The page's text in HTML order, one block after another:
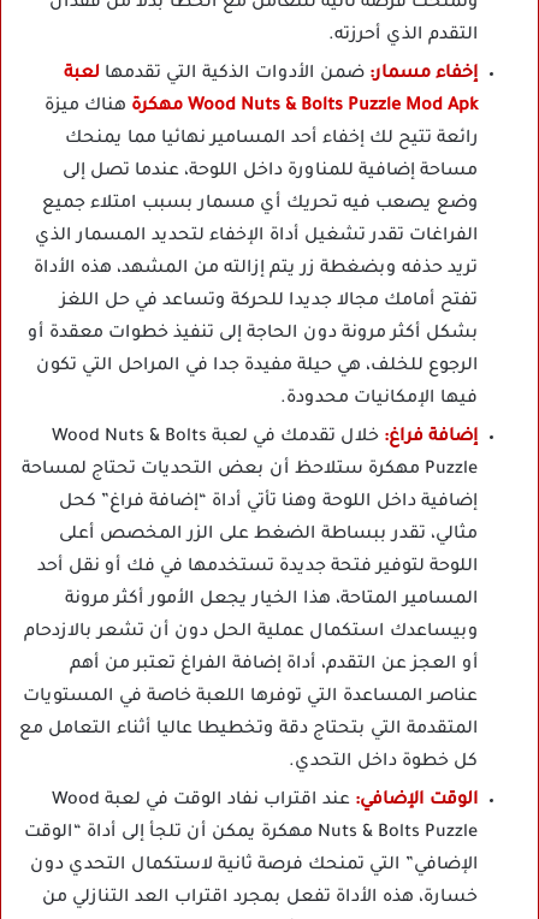
التقدم الذي أحرزته.
إخفاء مسمار: ضمن الأدوات الذكية التي تقدمها لعبة
Wood Nuts & Bolts Puzzle Mod Apk مهكرة
هناك ميزة
رائعة تتيح لك إخفاء أحد المسامير نهائيا مما يمنحك
مساحة إضافية للمناورة داخل اللوحة، عندما تصل إلى
وضع يصعب فيه تحريك أي مسمار بسبب امتلاء جميع
الفراغات تقدر تشغيل أداة الإخفاء لتحديد المسمار الذي
تريد حذفه وبضغطة زر يتم إزالته من المشهد، هذه الأداة
تفتح أمامك مجالا جديدا للحركة وتساعد في حل اللغز
بشكل أكثر مرونة دون الحاجة إلى تنفيذ خطوات معقدة أو
الرجوع للخلف، هي حيلة مفيدة جدا في المراحل التي تكون
فيها الإمكانيات محدودة.
إضافة فراغ:
خلال تقدمك في لعبة Wood Nuts & Bolts
Puzzle مهكرة ستلاحظ أن بعض التحديات تحتاج لمساحة
إضافية داخل اللوحة وهنا تأتي أداة “إضافة فراغ” كحل
مثالي، تقدر ببساطة الضغط على الزر المخصص أعلى
اللوحة لتوفير فتحة جديدة تستخدمها في فك أو نقل أحد
المسامير المتاحة، هذا الخيار يجعل الأمور أكثر مرونة
وبيساعدك استكمال عملية الحل دون أن تشعر بالازدحام
أو العجز عن التقدم، أداة إضافة الفراغ تعتبر من أهم
عناصر المساعدة التي توفرها اللعبة خاصة في المستويات
المتقدمة التي بتحتاج دقة وتخطيطا عاليا أثناء التعامل مع
كل خطوة داخل التحدي.
الوقت الإضافي:
عند اقتراب نفاد الوقت في لعبة Wood
Nuts & Bolts Puzzle مهكرة يمكن أن تلجأ إلى أداة “الوقت
الإضافي” التي تمنحك فرصة ثانية لاستكمال التحدي دون
خسارة، هذه الأداة تفعل بمجرد اقتراب العد التنازلي من